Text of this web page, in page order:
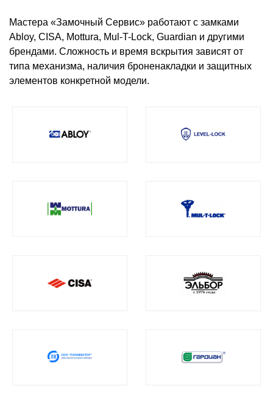
Мастера «Замочный Сервис» работают с замками
Abloy, CISA, Mottura, Mul-T-Lock, Guardian и другими
брендами. Сложность и время вскрытия зависят от
типа механизма, наличия броненакладки и защитных
элементов конкретной модели.